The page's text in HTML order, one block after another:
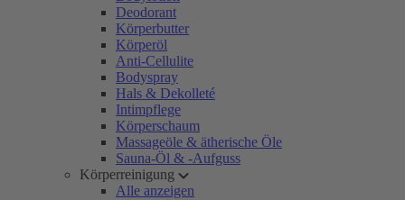
Deodorant
Körperbutter
Körperöl
Anti-Cellulite
Bodyspray
Hals & Dekolleté
Intimpflege
Körperschaum
Massageöle & ätherische Öle
Sauna-Öl & -Aufguss
Körperreinigung
Alle anzeigen